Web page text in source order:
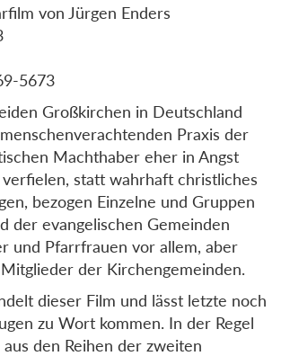
von Jürgen Enders
5673
Großkirchen in Deutschland
Praxis der
Machthaber eher in Angst
statt wahrhaft christliches
bezogen Einzelne und Gruppen
der evangelischen Gemeinden
und Pfarrfrauen vor allem, aber
der Kirchengemeinden.
dieser Film und lässt letzte noch
zu Wort kommen. In der Regel
den Reihen der zweiten